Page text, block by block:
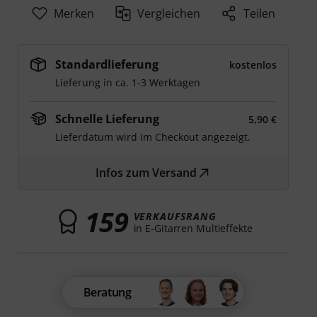
Merken Vergleichen Teilen
Standardlieferung
kostenlos
Lieferung in ca. 1-3 Werktagen
Schnelle Lieferung
5,90 €
Lieferdatum wird im Checkout angezeigt.
Infos zum Versand
159 VERKAUFSRANG
in E-Gitarren Multieffekte
Beratung